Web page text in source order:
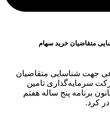
متقاضیان خرید سهام
جهت شناسایی متقاضیان
سرمایه‌گذاری تامین
(شستا) در اجرای ماده 5 قانون برنامه پنج ساله هفتم
کرد.